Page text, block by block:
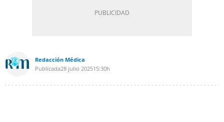
Redacción Médica
Publicada28 julio 202515:30h